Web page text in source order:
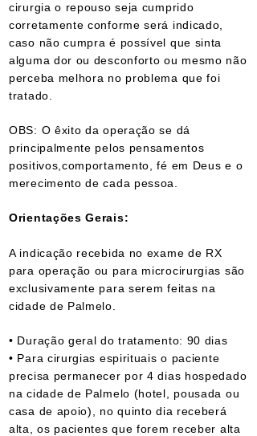
cirurgia o repouso seja cumprido
corretamente conforme será indicado,
caso não cumpra é possível que sinta
alguma dor ou desconforto ou mesmo não
perceba melhora no problema que foi
tratado.
OBS: O êxito da operação se dá
principalmente pelos pensamentos
positivos,comportamento, fé em Deus e o
merecimento de cada pessoa.
Orientações Gerais:
A indicação recebida no exame de RX
para operação ou para microcirurgias são
exclusivamente para serem feitas na
cidade de Palmelo.
• Duração geral do tratamento: 90 dias
• Para cirurgias espirituais o paciente
precisa permanecer por 4 dias hospedado
na cidade de Palmelo (hotel, pousada ou
casa de apoio), no quinto dia receberá
alta, os pacientes que forem receber alta